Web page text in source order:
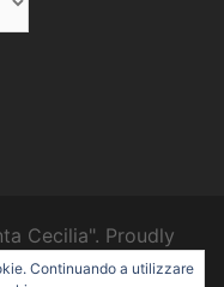
Cecilia". Proudly
Continuando a utilizzare